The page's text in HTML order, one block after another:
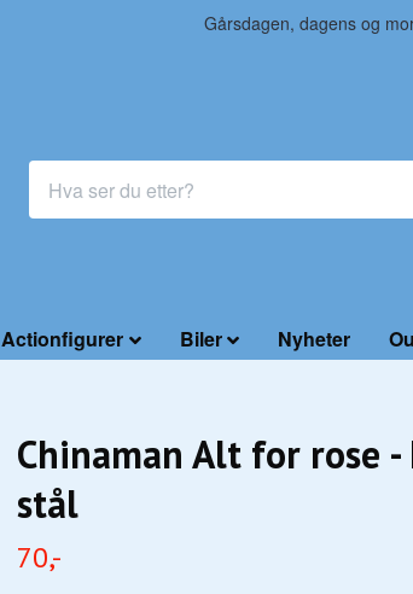
Gårsdagen, dagens og
Actionfigurer Biler Nyheter
Chinaman Alt for rose -
stål
70,-